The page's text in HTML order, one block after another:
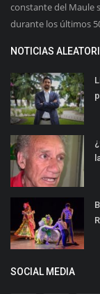
constante del Maule
durante los últimos
NOTICIAS
SOCIAL MEDIA